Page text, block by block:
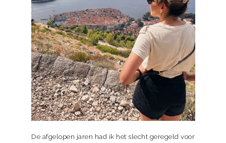
De afgelopen jaren had ik het slecht geregeld voor